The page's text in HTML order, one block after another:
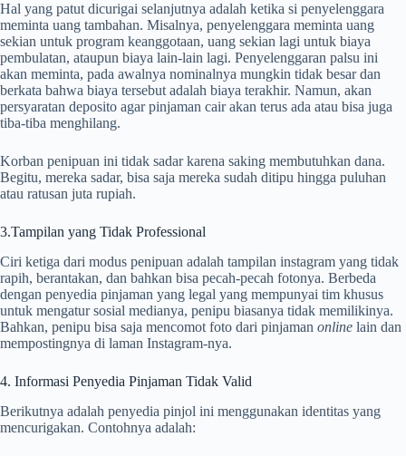
Hal yang patut dicurigai selanjutnya adalah ketika si penyelenggara
meminta uang tambahan. Misalnya, penyelenggara meminta uang
sekian untuk program keanggotaan, uang sekian lagi untuk biaya
pembulatan, ataupun biaya lain-lain lagi. Penyelenggaran palsu ini
akan meminta, pada awalnya nominalnya mungkin tidak besar dan
berkata bahwa biaya tersebut adalah biaya terakhir. Namun, akan
persyaratan deposito agar pinjaman cair akan terus ada atau bisa juga
tiba-tiba menghilang.
Korban penipuan ini tidak sadar karena saking membutuhkan dana.
Begitu, mereka sadar, bisa saja mereka sudah ditipu hingga puluhan
atau ratusan juta rupiah.
3.Tampilan yang Tidak Professional
Ciri ketiga dari modus penipuan adalah tampilan instagram yang tidak
rapih, berantakan, dan bahkan bisa pecah-pecah fotonya. Berbeda
dengan penyedia pinjaman yang legal yang mempunyai tim khusus
untuk mengatur sosial medianya, penipu biasanya tidak memilikinya.
Bahkan, penipu bisa saja mencomot foto dari pinjaman online lain dan
mempostingnya di laman Instagram-nya.
4. Informasi Penyedia Pinjaman Tidak Valid
Berikutnya adalah penyedia pinjol ini menggunakan identitas yang
mencurigakan. Contohnya adalah: